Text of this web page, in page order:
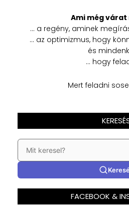
Ami még
… a regény, aminek
… az optimizmus, hogy
és
… hogy
Mert feladni
FACEBOOK &